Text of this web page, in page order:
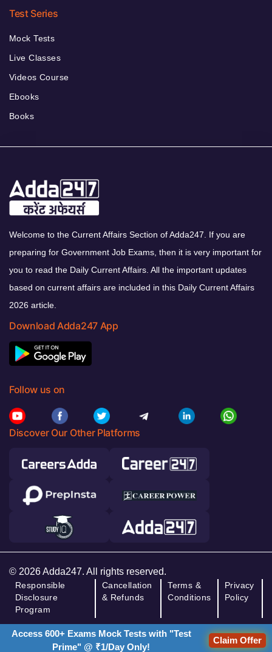
Test Series
Mock Tests
Live Classes
Videos Course
Ebooks
Books
Welcome to the Current Affairs Section of Adda247. If you are
preparing for Government Job Exams, then it is very important for
you to read the Daily Current Affairs. All the important updates
based on current affairs are included in this Daily Current Affairs
2026 article.
Download Adda247 App
Follow us on
Discover Our Other Platforms
© 2026 Adda247. All rights reserved.
Responsible
Disclosure
Program
Cancellation
& Refunds
Terms &
Conditions
Privacy
Policy
Access 600+ Exams Mock Tests with "Test
Prime" @ ₹1/Day Only!
Claim Offer